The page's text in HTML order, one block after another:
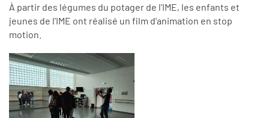
À partir des légumes du potager de l'IME, les enfants et
jeunes de l'IME ont réalisé un film d'animation en stop
motion.